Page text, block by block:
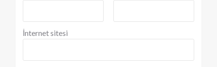
İnternet sitesi